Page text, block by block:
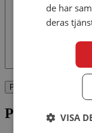
Post
de har
deras
VISA